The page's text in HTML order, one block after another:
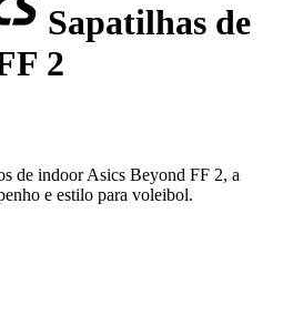
Sapatilhas de
2
de indoor Asics Beyond FF 2, a
e estilo para voleibol.